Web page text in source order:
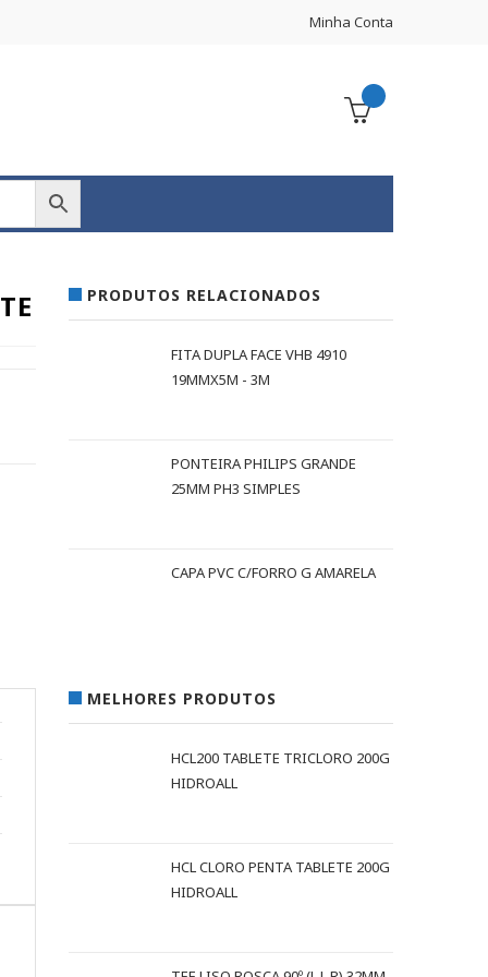
Minha Conta
PRODUTOS RELACIONADOS
FITA DUPLA FACE VHB 4910
19MMX5M - 3M
PONTEIRA PHILIPS GRANDE
25MM PH3 SIMPLES
CAPA PVC C/FORRO G AMARELA
MELHORES PRODUTOS
HCL200 TABLETE TRICLORO 200G
HIDROALL
HCL CLORO PENTA TABLETE 200G
HIDROALL